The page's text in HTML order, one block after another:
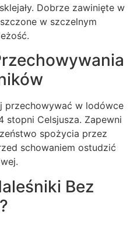
Dobrze zawinięte w
w szczelnym
przechowywać w lodówce
Celsjusza. Zapewni
spożycia przez
schowaniem ostudzić
Bez